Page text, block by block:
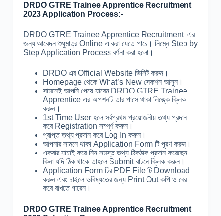
DRDO GTRE Trainee Apprentice Recruitment
2023 Application Process:-
DRDO GTRE Trainee Apprentice Recruitment এর
জন্য আবেদন শুধুমাত্র Online এ করা যেতে পারে। নিম্নে Step by
Step Application Process বর্ণনা করা হলো।
DRDO এর Official Website ভিসিট করুন।
Homepage থেকে What’s New সেকশন আসুন।
সামনেই আপনি পেয়ে যাবেন DRDO GTRE Trainee
Apprentice এর অপশনটি তার পাসে থাকা লিঙ্কে ক্লিক
করুন।
1st Time User হলে সর্বপ্রথম প্রয়োজনীয় তথ্য প্রদান
করে Registration সম্পূর্ণ করুন।
প্রাপ্ত তথ্য প্রদান করে Log In করুন।
আপনার সামনে থাকা Application Form টি পূরণ করুন।
একবার যাচাই করে নিন সমস্ত তথ্য ঠিকঠাক প্রদান করেছেন
কিনা যদি ঠিক থাকে তাহলে Submit বাটনে ক্লিক করুন।
Application Form টির PDF File টি Download
করুন এবং চাইলে ভবিষ্যতের জন্য Print Out কপি ও বের
করে রাখতে পারেন।
DRDO GTRE Trainee Apprentice Recruitment